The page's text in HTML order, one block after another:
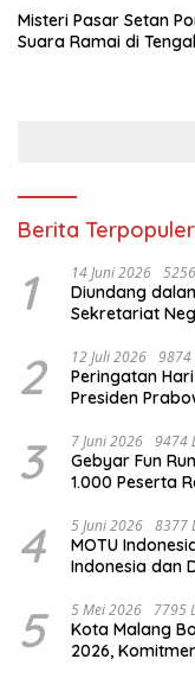
Misteri Pasar Setan
Suara Ramai di
Berita Terpopuler
1 14 Juni 2026
Diundang
Sekretariat
2 12 Juli 2026 9874
Peringatan
Presiden
3 7 Juni 2026 9474
Gebyar Fun
1.000 Peserta
4 5 Juni 2026 8377
MOTU
Indonesia dan
5 5 Mei 2026 7795
Kota Malang
2026,